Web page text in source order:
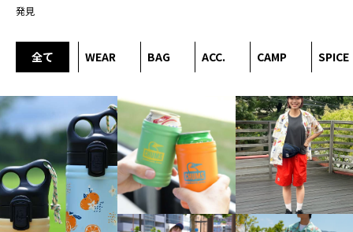
発見
全て WEAR BAG ACC. CAMP SPICE